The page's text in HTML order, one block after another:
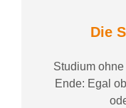
Die
Studium
Ende: Egal